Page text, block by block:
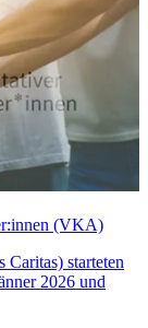
(VKA)
starteten
2026 und